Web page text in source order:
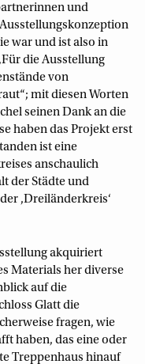
und
war und ist also in
die Ausstellung
von
mit diesen Worten
seinen Dank an die
haben das Projekt erst
ist eine
anschaulich
der Städte und
‚Dreiländerkreis‘
akquiriert
Materials her diverse
auf die
Glatt die
fragen, wie
haben, das eine oder
Treppenhaus hinauf